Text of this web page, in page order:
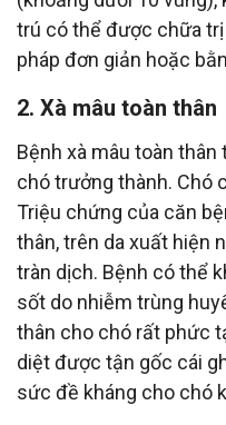
trú có thể được chữa
pháp đơn giản hoặc
2. Xà mâu toàn thân
Bệnh xà mâu toàn
chó trưởng thành. Chó
Triệu chứng của căn
thân, trên da xuất hiện
tràn dịch. Bệnh có thể
sốt do nhiễm trùng
thân cho chó rất phức
diệt được tận gốc cái
sức đề kháng cho chó